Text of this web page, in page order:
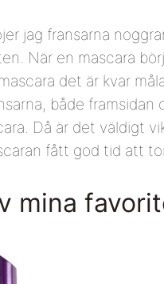
jag fransarna
När en mascara
det är kvar
både framsidan
Då är det väldigt
fått god tid att
mina